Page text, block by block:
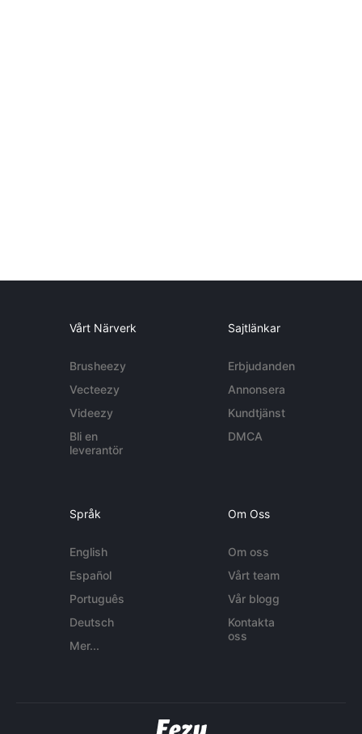
Vårt Närverk
Brusheezy
Vecteezy
Videezy
Bli en
leverantör
Sajtlänkar
Erbjudanden
Annonsera
Kundtjänst
DMCA
Språk
English
Español
Português
Deutsch
Mer...
Om Oss
Om oss
Vårt team
Vår blogg
Kontakta
oss